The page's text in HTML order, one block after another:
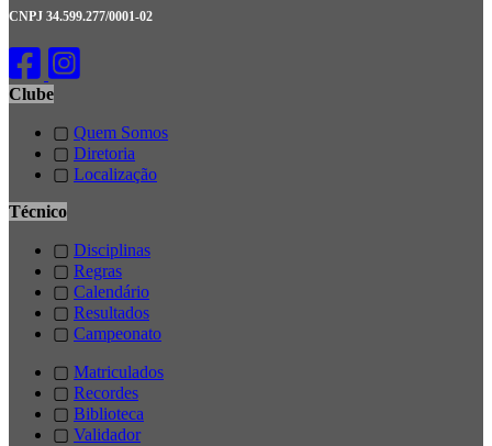
CNPJ 34.599.277/0001-02
Clube
▢ Quem Somos
▢ Diretoria
▢ Localização
Técnico
▢ Disciplinas
▢ Regras
▢ Calendário
▢ Resultados
▢ Campeonato
▢ Matriculados
▢ Recordes
▢ Biblioteca
▢ Validador